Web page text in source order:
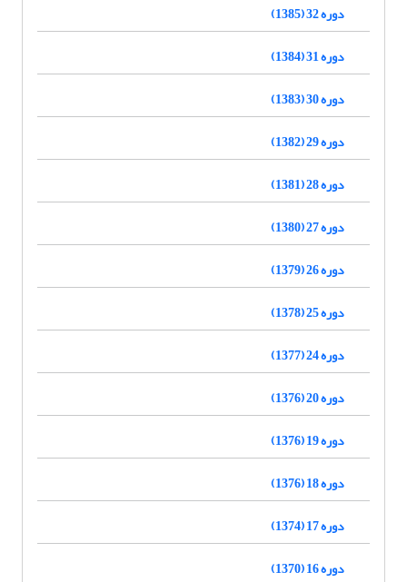
دوره 32 (1385)
دوره 31 (1384)
دوره 30 (1383)
دوره 29 (1382)
دوره 28 (1381)
دوره 27 (1380)
دوره 26 (1379)
دوره 25 (1378)
دوره 24 (1377)
دوره 20 (1376)
دوره 19 (1376)
دوره 18 (1376)
دوره 17 (1374)
دوره 16 (1370)